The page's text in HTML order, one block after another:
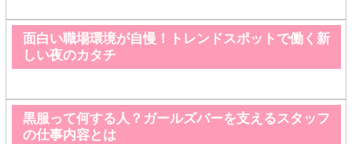
面白い職場環境が自慢！トレンドスポットで働く新
しい夜のカタチ
黒服って何する人？ガールズバーを支えるスタッフ
の仕事内容とは